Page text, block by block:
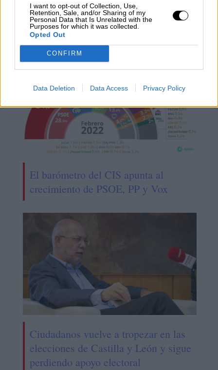
I want to opt-out of Collection, Use,
Retention, Sale, and/or Sharing of my
Personal Data that Is Unrelated with the
Purposes for which it was collected.
Opted Out
CONFIRM
Data Deletion Data Access Privacy Policy
Ciudadanos: renovarse o morir
El barómetro del CIS apunta al
crecimiento de PSOE, PP y Vox
Ciudadanos vuelve a tropezar en las
elecciones de Castilla y León y sigue
perdiendo apoyo electoral